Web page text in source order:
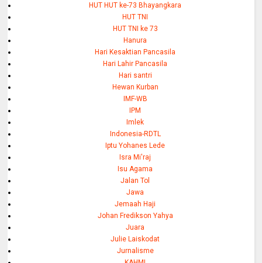
HUT HUT ke-73 Bhayangkara
HUT TNI
HUT TNI ke 73
Hanura
Hari Kesaktian Pancasila
Hari Lahir Pancasila
Hari santri
Hewan Kurban
IMF-WB
IPM
Imlek
Indonesia-RDTL
Iptu Yohanes Lede
Isra Mi'raj
Isu Agama
Jalan Tol
Jawa
Jemaah Haji
Johan Fredikson Yahya
Juara
Julie Laiskodat
Jurnalisme